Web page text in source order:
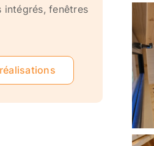
intégrés, fenêtres